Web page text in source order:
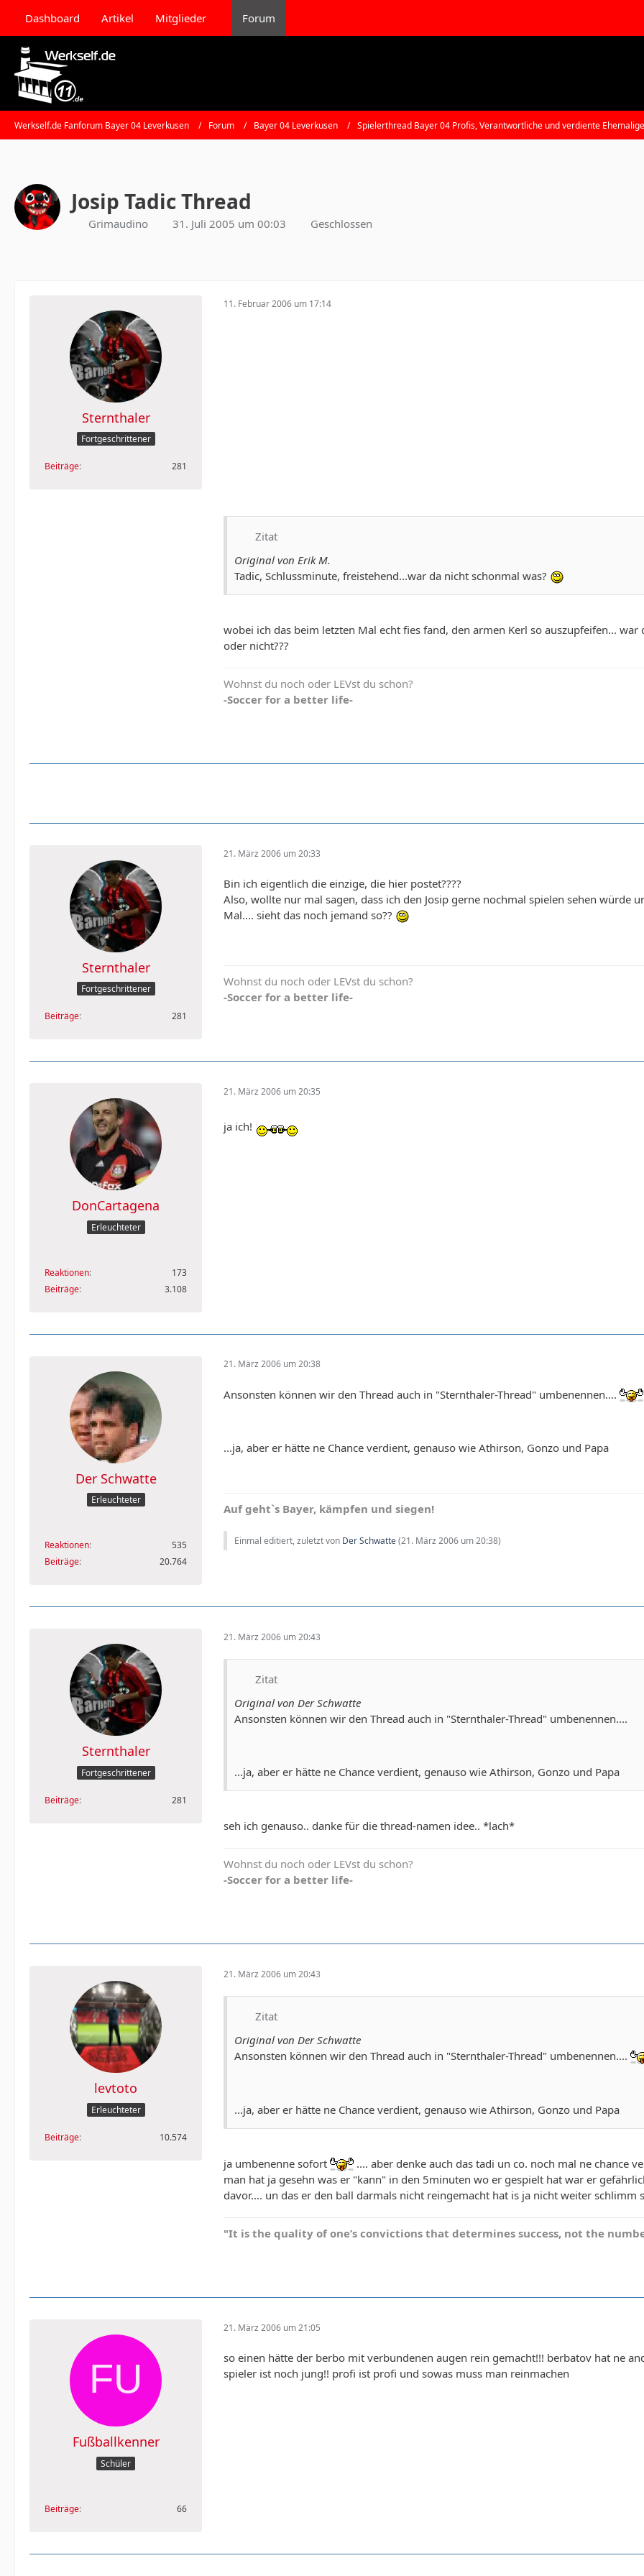
Dashboard Artikel Mitglieder Forum
Werkself.de Fanforum Bayer 04 Leverkusen Forum Bayer 04 Leverkusen Spielerthread Bayer 04 Profis, Verantwortliche und verdiente Ehemalige
Josip Tadic Thread
Grimaudino 31. Juli 2005 um 00:03 Geschlossen
Sternthaler
Fortgeschrittener
Beiträge 281
11. Februar 2006 um 17:14
Zitat
Original von Erik M.
Tadic, Schlussminute, freistehend...war da nicht schonmal was?
wobei ich das beim letzten Mal echt fies fand, den armen Kerl so auszupfeifen...
oder nicht???
Wohnst du noch oder LEVst du schon?
-Soccer for a better life-
Sternthaler
Fortgeschrittener
Beiträge 281
21. März 2006 um 20:33
Bin ich eigentlich die einzige, die hier postet????
Also, wollte nur mal sagen, dass ich den Josip gerne nochmal spielen sehen würde
Mal.... sieht das noch jemand so??
Wohnst du noch oder LEVst du schon?
-Soccer for a better life-
DonCartagena
Erleuchteter
Reaktionen
173
Beiträge
3.108
21. März 2006 um 20:35
ja ich!
Der Schwatte
Erleuchteter
Reaktionen
535
Beiträge
20.764
21. März 2006 um 20:38
Ansonsten können wir den Thread auch in "Sternthaler-Thread" umbenennen....
...ja, aber er hätte ne Chance verdient, genauso wie Athirson, Gonzo und Papa
Auf geht`s Bayer, kämpfen und siegen!
Einmal editiert, zuletzt von Der Schwatte(21. März 2006 um 20:38)
Sternthaler
Fortgeschrittener
Beiträge 281
21. März 2006 um 20:43
Zitat
Original von Der Schwatte
Ansonsten können wir den Thread auch in "Sternthaler-Thread" umbenennen....
...ja, aber er hätte ne Chance verdient, genauso wie Athirson, Gonzo und Papa
seh ich genauso.. danke für die thread-namen idee.. *lach*
Wohnst du noch oder LEVst du schon?
-Soccer for a better life-
levtoto
Erleuchteter
Beiträge 10.574
21. März 2006 um 20:43
Zitat
Original von Der Schwatte
Ansonsten können wir den Thread auch in "Sternthaler-Thread" umbenennen....
...ja, aber er hätte ne Chance verdient, genauso wie Athirson, Gonzo und Papa
ja umbenenne sofort
.... aber denke auch das tadi un co. noch mal ne chance
man hat ja gesehn was er "kann" in den 5minuten wo er gespielt hat war er
davor.... un das er den ball darmals nicht reingemacht hat is ja nicht weiter
"It is the quality of one’s convictions that determines success, not the
Fußballkenner
Schüler
Beiträge 66
21. März 2006 um 21:05
so einen hätte der berbo mit verbundenen augen rein gemacht!!! berbatov hat ne
spieler ist noch jung!! profi ist profi und sowas muss man reinmachen